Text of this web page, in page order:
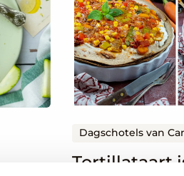
Tortillataart
Dagschotels van
over
Tortillataart
is
niet
te
vergelijken